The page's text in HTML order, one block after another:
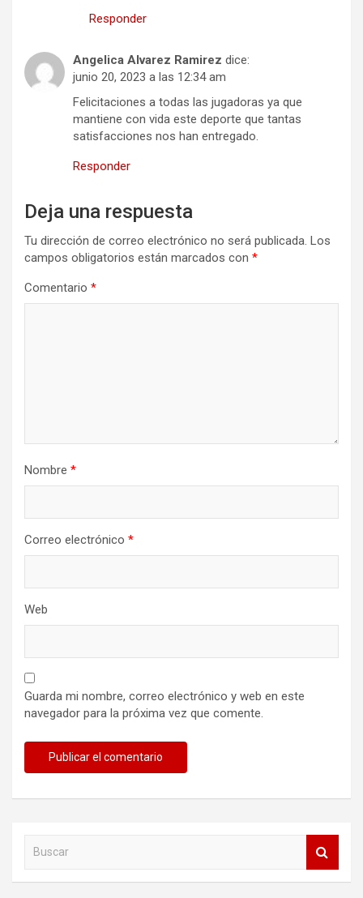
Responder
Angelica Alvarez Ramirez dice:
junio 20, 2023 a las 12:34 am
Felicitaciones a todas las jugadoras ya que
mantiene con vida este deporte que tantas
satisfacciones nos han entregado.
Responder
Deja una respuesta
Tu dirección de correo electrónico no será publicada. Los
campos obligatorios están marcados con *
Comentario *
Nombre *
Correo electrónico *
Web
Guarda mi nombre, correo electrónico y web en este
navegador para la próxima vez que comente.